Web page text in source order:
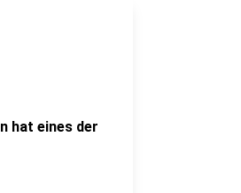
hat eines der